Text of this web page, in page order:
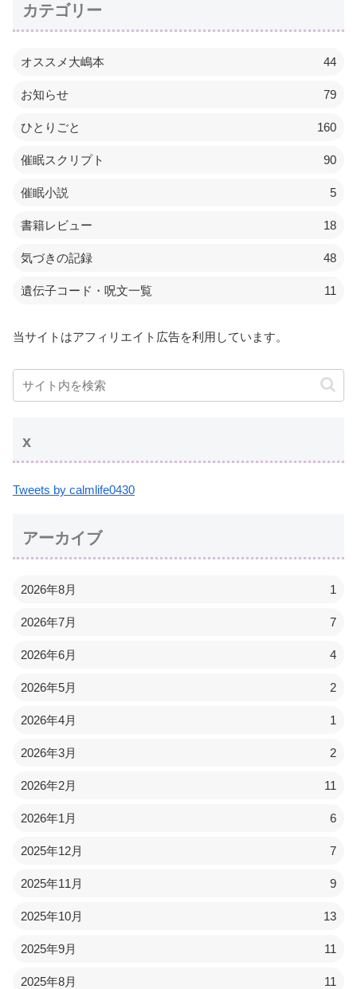
カテゴリー
オススメ大嶋本 44
お知らせ 79
ひとりごと 160
催眠スクリプト 90
催眠小説 5
書籍レビュー 18
気づきの記録 48
遺伝子コード・呪文一覧 11
当サイトはアフィリエイト広告を利用しています。
x
Tweets by calmlife0430
アーカイブ
2026年8月 1
2026年7月 7
2026年6月 4
2026年5月 2
2026年4月 1
2026年3月 2
2026年2月 11
2026年1月 6
2025年12月 7
2025年11月 9
2025年10月 13
2025年9月 11
2025年8月 11